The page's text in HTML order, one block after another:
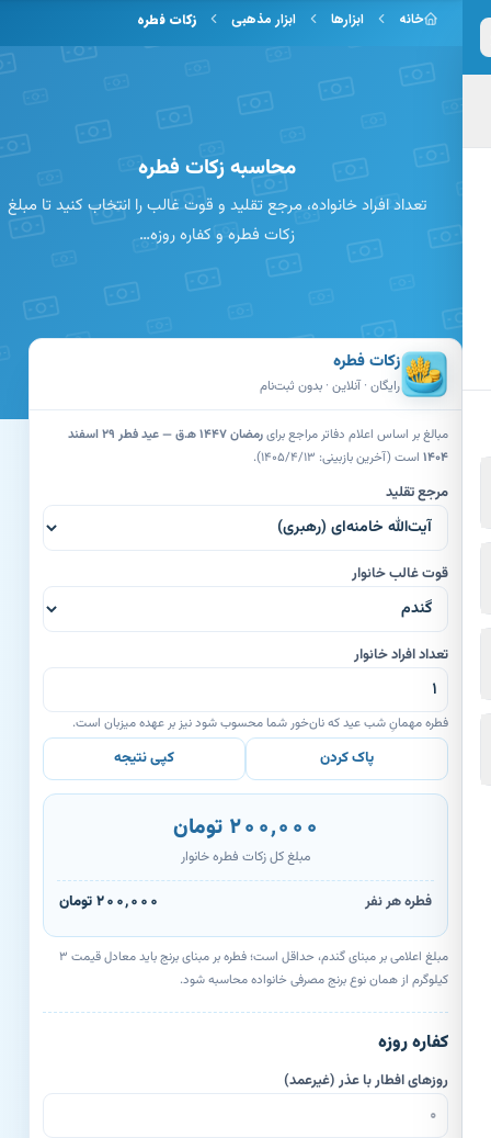
به محتوای اصلی
خانه ابزارها ابزار مذهبی زکات فطره
محاسبه زکات فطره
تعداد افراد خانواده، مرجع تقلید و قوت غالب را انتخاب کنید تا مبلغ
زکات فطره و کفاره روزه…
زکات فطره
رایگان · آنلاین · بدون ثبت‌نام
مبالغ بر اساس اعلام دفاتر مراجع برای
رمضان ۱۴۴۷ ه‍.ق — عید فطر ۲۹ اسفند
است (آخرین بازبینی: ۱۴۰۵/۴/۱۳).
مرجع تقلید
قوت غالب خانوار
تعداد افراد خانوار
فطره مهمانِ شب عید که نان‌خور شما محسوب شود نیز بر عهده میزبان است.
پاک کردن کپی نتیجه
۲۰۰٬۰۰۰ تومان
مبلغ کل زکات فطره خانوار
فطره هر نفر ۲۰۰٬۰۰۰ تومان
مبلغ اعلامی بر مبنای گندم، حداقل است؛ فطره بر مبنای برنج باید معادل قیمت ۳
کیلوگرم از همان نوع برنج مصرفی خانواده محاسبه شود.
کفاره روزه
روزهای افطار با عذر (غیرعمد)